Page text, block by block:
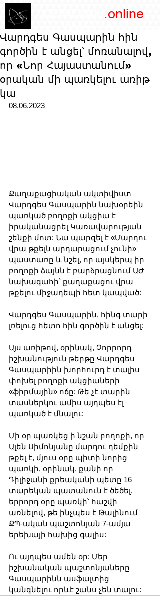
.online
Վարդգես Գասպարին հին
գործին է անցել՝ մոռանալով,
որ «Նոր Հայաստանում»
օրական մի պառկելու առիթ
կա
08.06.2023
Քաղաքացիական ակտիվիստ
Վարդգես Գասպարին նախօրեին
պառկած բողոքի ակցիա է
իրականացրել Կառավարության
շենքի մոտ: Նա պարզել է «Մարդու
վրա թքելն արդարացում չունի»
պաստառը և նշել, որ այսկերպ իր
բողոքի ձայնն է բարձրացնում ԱԺ
նախագահի՝ քաղաքացու վրա
թքելու միջադեպի հետ կապված:
Վարդգես Գասպարին, հինգ տարի
լռելուց հետո հին գործին է անցել:
Այս առիթով, օրինակ, Չորրորդ
իշխանություն թերթը Վարդգես
Գասպարիին խորհուրդ է տալիս
փոխել բողոքի ակցիաների
«ֆիրմային» ոճը: Թե չէ տարին
տասներկու ամիս այդպես էլ
պառկած է մնալու:
Մի օր պառկեց ի նշան բողոքի, որ
Ալեն Սիմոնյանը մարդու դեմքին
թքել է, մյուս օրը պիտի նորից
պառկի, օրինակ, քանի որ
Դիլիջանի քրեականի պետը 16
տարեկան պատանուն է ծեծել,
երրորդ օրը պառկի՝ հաշվի
առնելով, թե ինչպես է Թալինում
ՔՊ-ական պաշտոնյան 7-ամյա
երեխայի հախից գալիս:
Ու այդպես ամեն օր: Մեր
իշխանական պաշտոնյաները
Գասպարինն ասֆալտից
կանգնելու որևէ շանս չեն տալու: